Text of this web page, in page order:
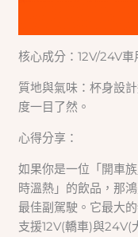
核心成分：12V/24V
質地與氣味：杯身設
度一目了然。
心得分享：
如果你是一位「開車
時溫熱」的飲品，那
最佳副駕駛。它最大
支援12V(轎車)與24V(